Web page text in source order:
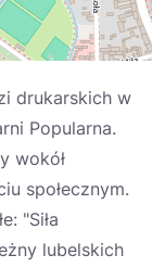
drukarskich w
Popularna.
wokół
społecznym.
"Siła
lubelskich